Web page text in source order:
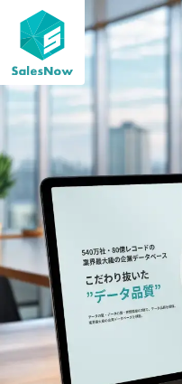
社員紹介
インタビュー
仕事内容
プロダクト
働く環境
働き方と福利厚生
評価制度とキャリアパス
数字で見るSalesNow